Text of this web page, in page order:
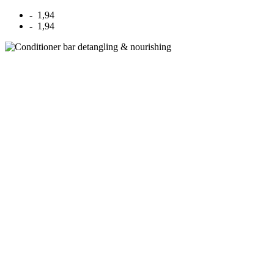
- 1,94
- 1,94